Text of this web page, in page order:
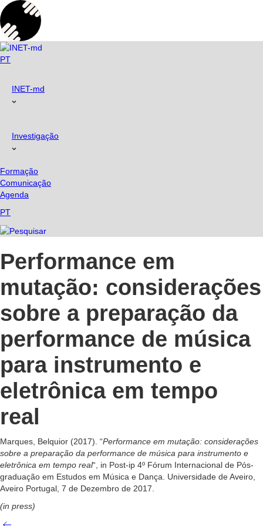
Skip
to
content
PT
INET-md
Investigação
Formação
Comunicação
Agenda
PT
Performance em
mutação: considerações
sobre a preparação da
performance de música
para instrumento e
eletrônica em tempo
real
Marques, Belquior (2017). “Performance em mutação: considerações
sobre a preparação da performance de música para instrumento e
eletrônica em tempo real“, in Post-ip 4º Fórum Internacional de Pós-
graduação em Estudos em Música e Dança. Universidade de Aveiro,
Aveiro Portugal, 7 de Dezembro de 2017.
(in press)